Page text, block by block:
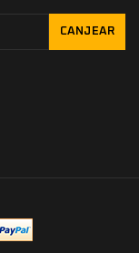
CANJEAR